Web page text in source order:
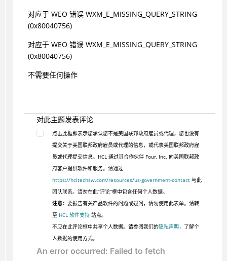
对应于 WEO 错误 WXM_E_MISSING_QUERY_STRING
(0x80040756)
对应于 WEO 错误 WXM_E_MISSING_QUERY_STRING
(0x80040756)
不需要任何操作
对此主题发表评论
点击此框即表示您承认您不是美国联邦政府雇员或代理，您也没有
提交关于美国联邦政府雇员或代理的信息，或代表美国联邦政府雇
员或代理提交信息。HCL 通过其合作伙伴 Four, Inc. 向美国联邦政
府客户提供软件和服务。请通过
https://hcltechsw.com/resources/us-government-contact与此
团队联系。请勿在此“评论”框中包含任何个人数据。
注意： 要报告有关产品软件的问题或疑问，请勿使用此表单。请转
至 HCL 软件支持站点。
不应在此评论框中共享个人数据。请参阅我们的隐私声明，了解个
人数据的使用方式。